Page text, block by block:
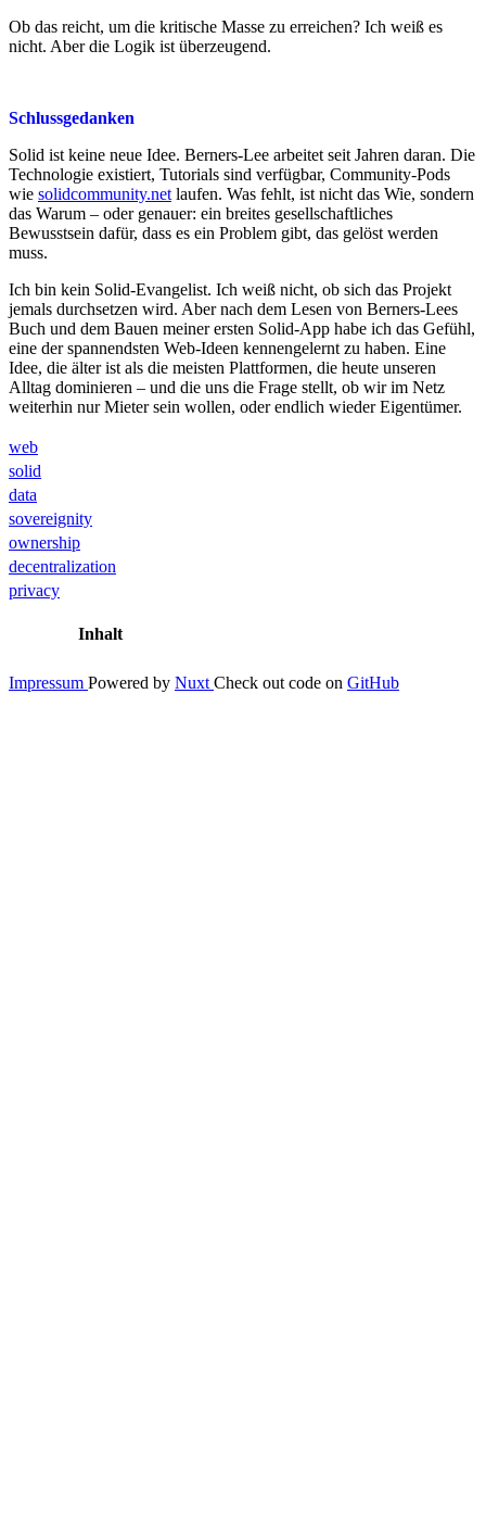
Ob das reicht, um die kritische Masse zu erreichen? Ich weiß es
nicht. Aber die Logik ist überzeugend.
Schlussgedanken
Solid ist keine neue Idee. Berners-Lee arbeitet seit Jahren daran. Die
Technologie existiert, Tutorials sind verfügbar, Community-Pods
wie solidcommunity.net laufen. Was fehlt, ist nicht das Wie, sondern
das Warum – oder genauer: ein breites gesellschaftliches
Bewusstsein dafür, dass es ein Problem gibt, das gelöst werden
muss.
Ich bin kein Solid-Evangelist. Ich weiß nicht, ob sich das Projekt
jemals durchsetzen wird. Aber nach dem Lesen von Berners-Lees
Buch und dem Bauen meiner ersten Solid-App habe ich das Gefühl,
eine der spannendsten Web-Ideen kennengelernt zu haben. Eine
Idee, die älter ist als die meisten Plattformen, die heute unseren
Alltag dominieren – und die uns die Frage stellt, ob wir im Netz
weiterhin nur Mieter sein wollen, oder endlich wieder Eigentümer.
web
solid
data
sovereignity
ownership
decentralization
privacy
Inhalt
Impressum Powered by NuxtCheck out code on GitHub